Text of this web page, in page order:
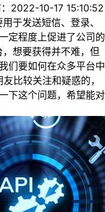
2022-10-17 15:10:52
发送短信、登录、
定程度上促进了公司的
想要获得并不难，但
们要如何在众多平台中
比较关注和疑惑的，
下这个问题，希望能对